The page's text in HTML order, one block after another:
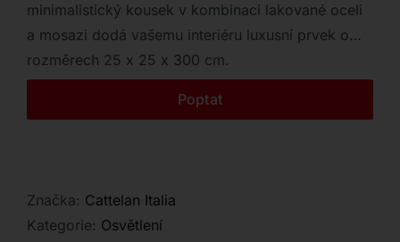
Outlet
Kontakt
minimalistický kousek v kombinaci lakované oceli
a mosazi dodá vašemu interiéru luxusní prvek o
rozměrech 25 x 25 x 300 cm.
Poptat
Značka: Cattelan Italia
Kategorie: Osvětlení